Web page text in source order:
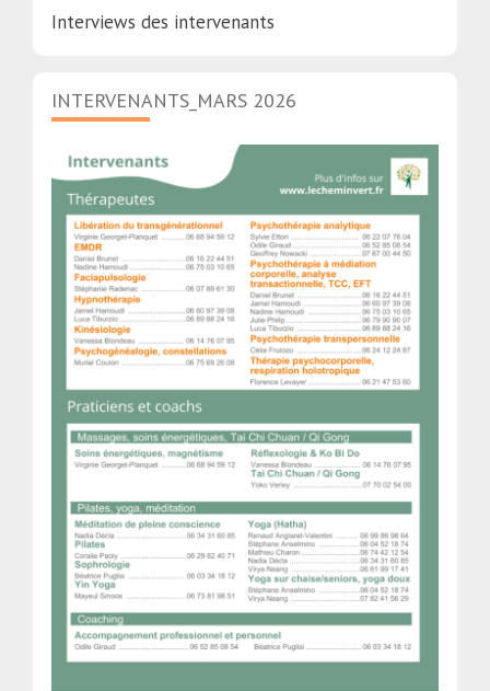
Interviews des intervenants
INTERVENANTS_MARS 2026